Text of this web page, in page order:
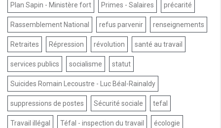
Plan Sapin - Ministère fort Primes - Salaires précarité
Rassemblement National refus parvenir renseignements
Retraites Répression révolution santé au travail
services publics socialisme statut
Suicides Romain Lecoustre - Luc Béal-Rainaldy
suppressions de postes Sécurité sociale tefal
Travail illégal Téfal - inspection du travail écologie